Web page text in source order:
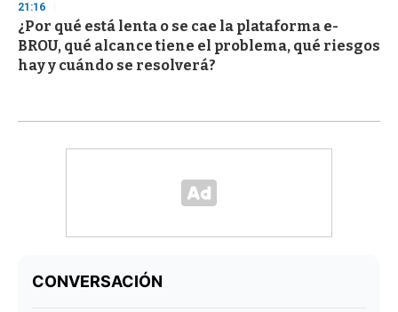
21:16
¿Por qué está lenta o se cae la plataforma e-
BROU, qué alcance tiene el problema, qué riesgos
hay y cuándo se resolverá?